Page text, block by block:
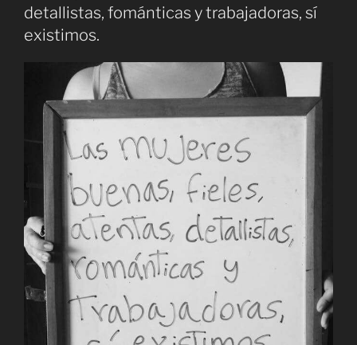
detallistas, fománticas y trabajadoras, sí
existimos.